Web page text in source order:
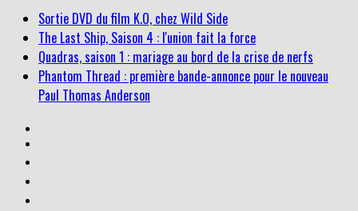
The Last Ship, Saison 4 : l'union fait la force
Quadras, saison 1 : mariage au bord de la crise de nerfs
Phantom Thread : première bande-annonce pour le nouveau
Paul Thomas Anderson